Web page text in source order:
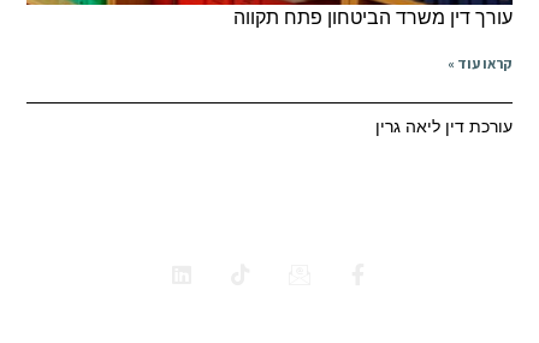
דין משרד הביטחון פתח תקווה
עוד »
דין ליאה גרין